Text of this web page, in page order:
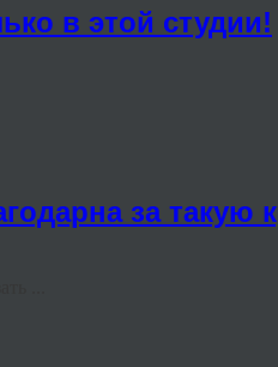
в этой студии!
за такую